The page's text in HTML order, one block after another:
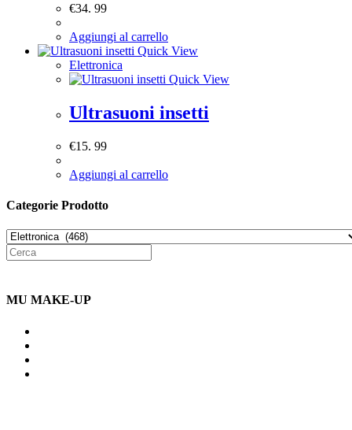
€34. 99
Aggiungi al carrello
Quick View
Elettronica
Quick View
Ultrasuoni insetti
€15. 99
Aggiungi al carrello
Categorie Prodotto
MU MAKE-UP